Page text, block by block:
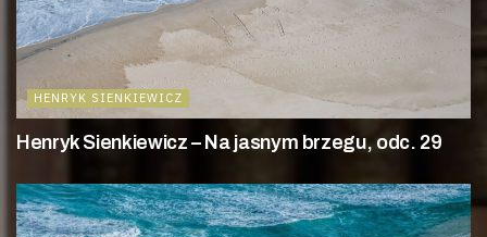
HENRYK SIENKIEWICZ
Henryk Sienkiewicz – Na jasnym brzegu, odc. 29